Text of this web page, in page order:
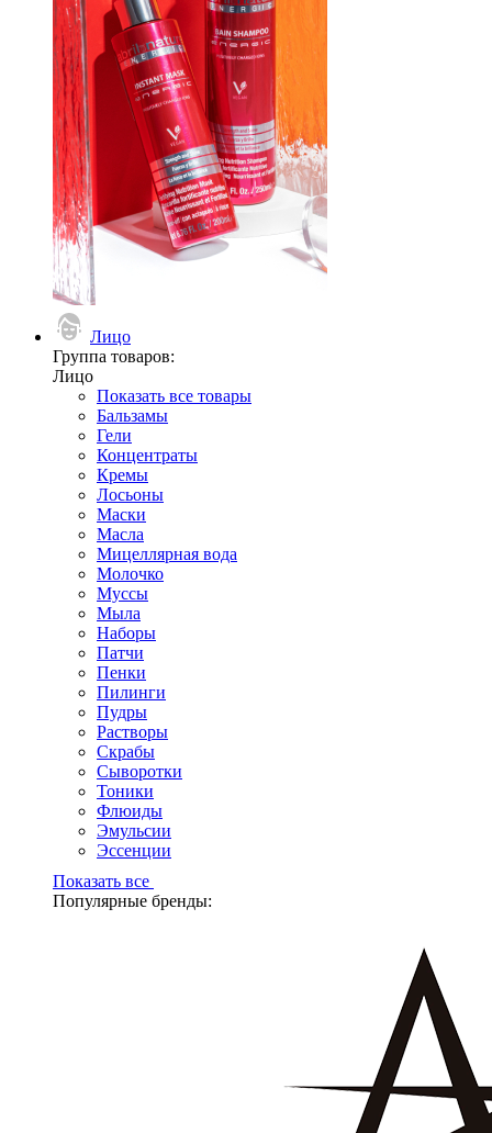
Лицо
Группа товаров:
Лицо
Показать все товары
Бальзамы
Гели
Концентраты
Кремы
Лосьоны
Маски
Масла
Мицеллярная вода
Молочко
Муссы
Мыла
Наборы
Патчи
Пенки
Пилинги
Пудры
Растворы
Скрабы
Сыворотки
Тоники
Флюиды
Эмульсии
Эссенции
Показать все
Популярные бренды: